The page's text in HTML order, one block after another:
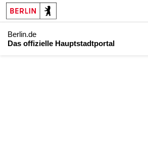
Berlin.de
Das offizielle Hauptstadtportal